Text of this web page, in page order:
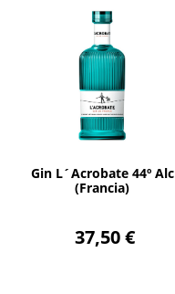
Gin L´Acrobate 44º Alc
(Francia)
37,50 €